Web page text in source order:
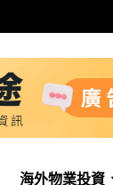
海外物業投資